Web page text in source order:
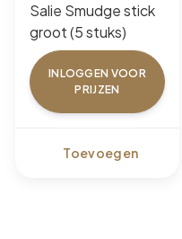
Salie Smudge stick
groot (5 stuks)
INLOGGEN VOOR
PRIJZEN
Toevoegen